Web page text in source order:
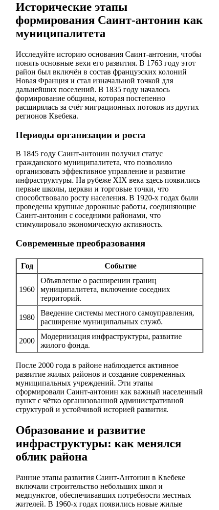
Исторические этапы
формирования Саинт-антонин как
муниципалитета
Исследуйте историю основания Саинт-антонин, чтобы
понять основные вехи его развития. В 1763 году этот
район был включён в состав французских колоний
Новая Франция и стал изначальной точкой для
дальнейших поселений. В 1835 году началось
формирование общины, которая постепенно
расширялась за счёт миграционных потоков из других
регионов Квебека.
Периоды организации и роста
В 1845 году Саинт-антонин получил статус
гражданского муниципалитета, что позволило
организовать эффективное управление и развитие
инфраструктуры. На рубеже XIX века здесь появились
первые школы, церкви и торговые точки, что
способствовало росту населения. В 1920-х годах были
проведены крупные дорожные работы, соединяющие
Саинт-антонин с соседними районами, что
стимулировало экономическую активность.
Современные преобразования
Год Событие
1960
Объявление о расширении границ
муниципалитета, включение соседних
территорий.
1980
Введение системы местного самоуправления,
расширение муниципальных служб.
2000
Модернизация инфраструктуры, развитие
жилого фонда.
После 2000 года в районе наблюдается активное
развитие жилых районов и создание современных
муниципальных учреждений. Эти этапы
сформировали Саинт-антонин как важный населенный
пункт с чётко организованной административной
структурой и устойчивой историей развития.
Образование и развитие
инфраструктуры: как менялся
облик района
Ранние этапы развития Саинт-Антонин в Квебеке
включали строительство небольших школ и
медпунктов, обеспечивавших потребности местных
жителей. В 1960-х годах появились новые жилые